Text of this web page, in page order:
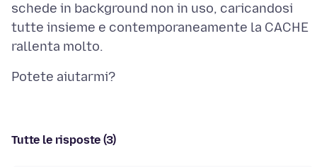
schede in background non in uso, caricandosi
tutte insieme e contemporaneamente la CACHE
Tutte le risposte (3)